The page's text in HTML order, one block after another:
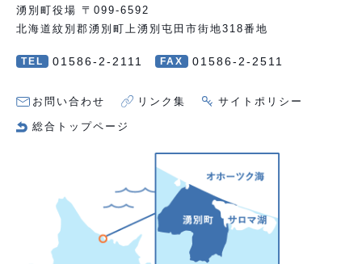
湧別町役場 〒099-6592
北海道紋別郡湧別町上湧別屯田市街地318番地
TEL 01586-2-2111 FAX 01586-2-2511
お問い合わせ リンク集 サイトポリシー
総合トップページ